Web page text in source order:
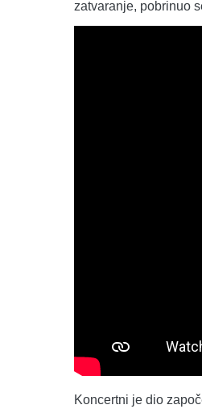
zatvaranje, pobrinuo
Koncertni je dio